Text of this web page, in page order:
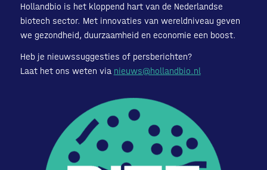
Hollandbio is het kloppend hart van de Nederlandse
biotech sector. Met innovaties van wereldniveau geven
we gezondheid, duurzaamheid en economie een boost.
Heb je nieuwssuggesties of persberichten?
Laat het ons weten via nieuws@hollandbio.nl